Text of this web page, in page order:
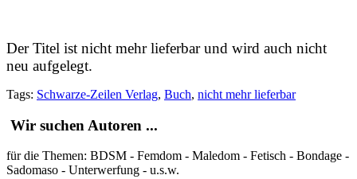
Der Titel ist nicht mehr lieferbar und wird auch nicht
neu aufgelegt.
Tags: Schwarze-Zeilen Verlag, Buch, nicht mehr lieferbar
Wir suchen Autoren ...
für die Themen: BDSM - Femdom - Maledom - Fetisch - Bondage -
Sadomaso - Unterwerfung - u.s.w.